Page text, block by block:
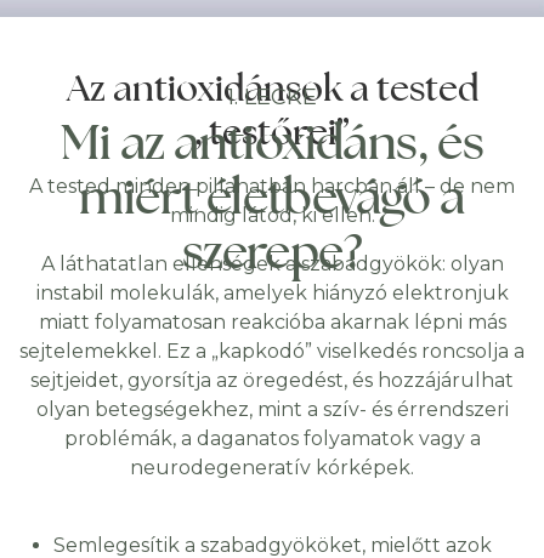
1. LECKE
Mi az antioxidáns, és
miért életbevágó a
szerepe?
Az antioxidánsok a tested
„testőrei”
A tested minden pillanatban harcban áll – de nem
mindig látod, ki ellen.
A láthatatlan ellenségek a szabadgyökök: olyan
instabil molekulák, amelyek hiányzó elektronjuk
miatt folyamatosan reakcióba akarnak lépni más
sejtelemekkel. Ez a „kapkodó” viselkedés roncsolja a
sejtjeidet, gyorsítja az öregedést, és hozzájárulhat
olyan betegségekhez, mint a szív- és érrendszeri
problémák, a daganatos folyamatok vagy a
neurodegeneratív kórképek.
Semlegesítik a szabadgyököket, mielőtt azok